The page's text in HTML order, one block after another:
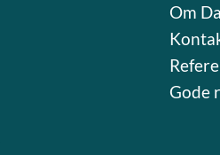
Om
Gode